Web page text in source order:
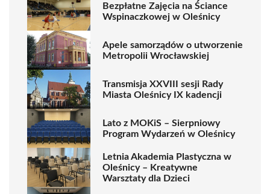
Bezpłatne Zajęcia na Ściance
Wspinaczkowej w Oleśnicy
Apele samorządów o utworzenie
Metropolii Wrocławskiej
Transmisja XXVIII sesji Rady
Miasta Oleśnicy IX kadencji
Lato z MOKiS – Sierpniowy
Program Wydarzeń w Oleśnicy
Letnia Akademia Plastyczna w
Oleśnicy – Kreatywne
Warsztaty dla Dzieci